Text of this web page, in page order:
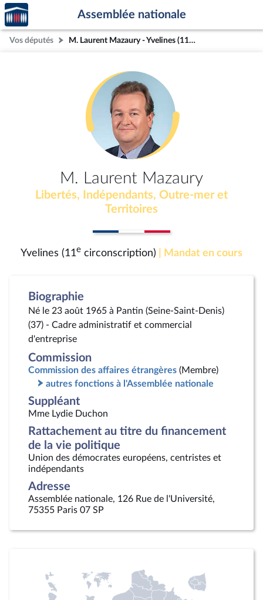
Aller au contenu
Aller en bas de la page
Accèder
à la
page
d'accueil
Assemblée nationale
Vos députés M. Laurent Mazaury - Yvelines (11e circonscription)
M. Laurent Mazaury
Libertés, Indépendants, Outre-mer et
Territoires
Yvelines (11e circonscription) | Mandat en cours
Biographie
Né le 23 août 1965 à Pantin (Seine-Saint-Denis)
(37) - Cadre administratif et commercial
d'entreprise
Commission
Commission des affaires étrangères (Membre)
autres fonctions à l'Assemblée nationale
Suppléant
Mme Lydie Duchon
Rattachement au titre du financement
de la vie politique
Union des démocrates européens, centristes et
indépendants
Adresse
Assemblée nationale, 126 Rue de l'Université,
75355 Paris 07 SP